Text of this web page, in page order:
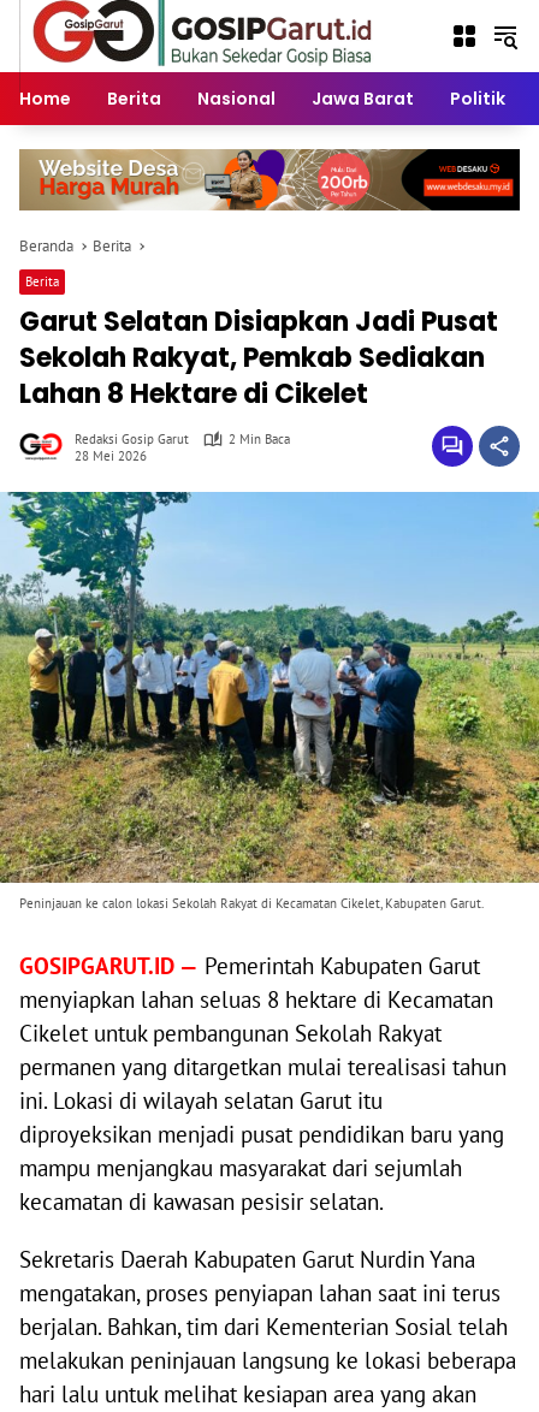
Langsung
konten
Home Berita Nasional Jawa Barat Politik
Beranda Berita
Berita
Garut Selatan Disiapkan Jadi Pusat
Sekolah Rakyat, Pemkab Sediakan
Lahan 8 Hektare di Cikelet
Redaksi Gosip Garut
2 Min Baca
28 Mei 2026
Peninjauan ke calon lokasi Sekolah Rakyat di Kecamatan Cikelet, Kabupaten Garut.
GOSIPGARUT.ID — Pemerintah Kabupaten Garut
menyiapkan lahan seluas 8 hektare di Kecamatan
Cikelet untuk pembangunan Sekolah Rakyat
permanen yang ditargetkan mulai terealisasi tahun
ini. Lokasi di wilayah selatan Garut itu
diproyeksikan menjadi pusat pendidikan baru yang
mampu menjangkau masyarakat dari sejumlah
kecamatan di kawasan pesisir selatan.
Sekretaris Daerah Kabupaten Garut Nurdin Yana
mengatakan, proses penyiapan lahan saat ini terus
berjalan. Bahkan, tim dari Kementerian Sosial telah
melakukan peninjauan langsung ke lokasi beberapa
hari lalu untuk melihat kesiapan area yang akan